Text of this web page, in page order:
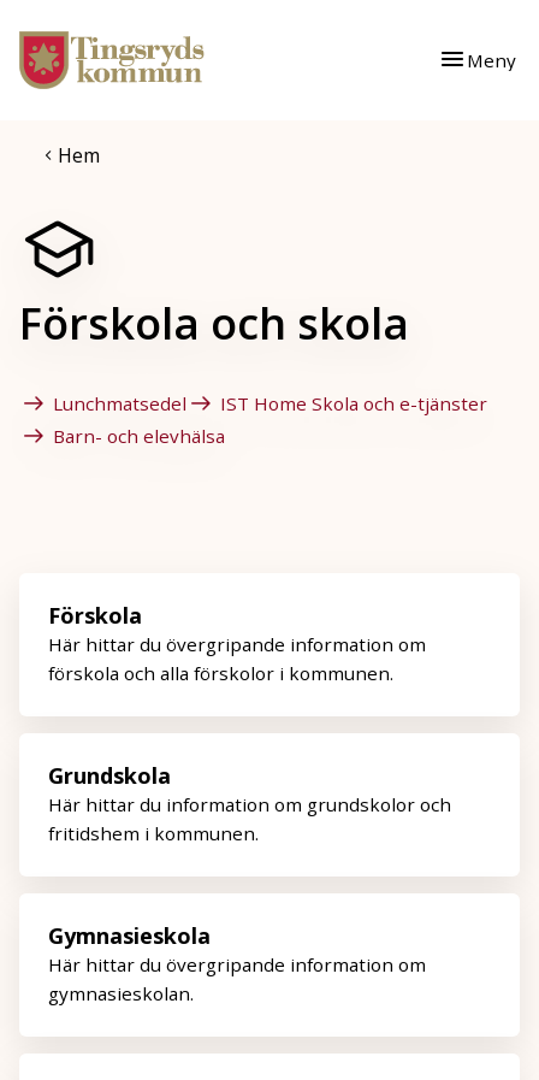
Gå till innehåll
Gå till huvudmeny
Meny
Hem
Förskola och skola
Lunchmatsedel
IST Home Skola och e-tjänster
Barn- och elevhälsa
Förskola
Här hittar du övergripande information om
förskola och alla förskolor i kommunen.
Grundskola
Här hittar du information om grundskolor och
fritidshem i kommunen.
Gymnasieskola
Här hittar du övergripande information om
gymnasieskolan.